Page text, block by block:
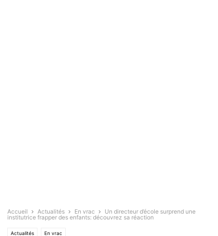
Accueil Actualités En vrac
Un directeur d’école surprend une
institutrice frapper des enfants: découvrez sa réaction
Actualités En vrac